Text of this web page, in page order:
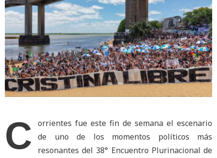
C
orrientes fue este fin de semana el escenario
de uno de los momentos políticos más
resonantes del 38° Encuentro Plurinacional de